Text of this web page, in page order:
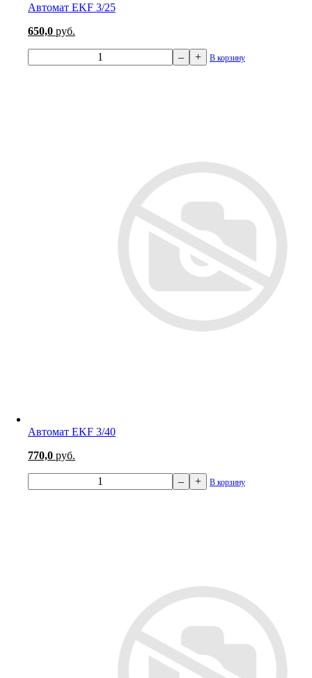
Автомат EKF 3/25
650,0 руб.
– + В корзину
Автомат EKF 3/40
770,0 руб.
– + В корзину